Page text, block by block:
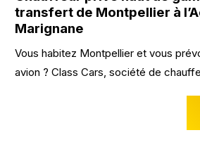
transfert de Montpellier à
Marignane
Vous habitez Montpellier et vous
avion ? Class Cars, société de